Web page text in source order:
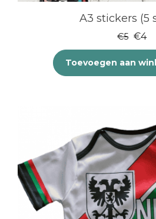
A3 stickers (5
€5
prijs
was:
€5.
€4
is:
Toevoegen aan